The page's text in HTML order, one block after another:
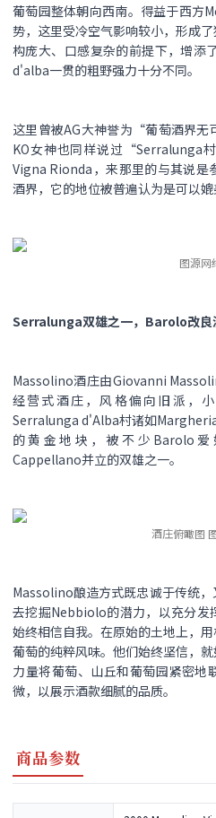
葡萄园整体朝向西南。得益于西方
势，这里受冷空气影响较小，形成
构庞大、口感复杂的前提下，增添
d'alba一贯的粗野强力十分不同。
这里曾被AG大神誉为“葡萄酒界无
KO女神也同样说过“Serralunga
Vigna Rionda，来那里的与其说
酒界，它的地位被普遍认为是可以媲
图源网
Serralunga双雄之一，Barolo改良
Massolino酒庄由Giovanni
经营式酒庄，风格偏向旧派，
Serralunga d'Alba村诸如
的黄金地块，被不少Barolo爱
Cappellano并立的双雄之一。
酒庄俯瞰图
Massolino酿造方式既忠诚于传统
去挖掘Nebbiolo的潜力，以充分发
始终相信自我。在原始的土地上，
葡萄的纯粹风味。他们始终坚信，
力量将葡萄、山丘和葡萄园紧密地
微，以展示酒款细腻的品质。
商品参数